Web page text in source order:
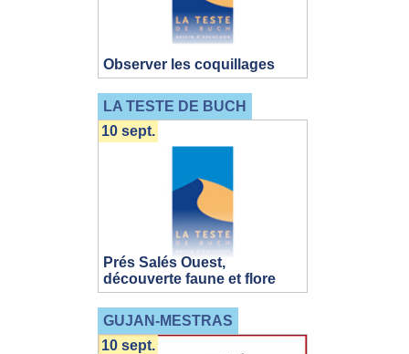
Observer les coquillages
LA TESTE DE BUCH
Prés Salés Ouest,
découverte faune et flore
10 sept.
GUJAN-MESTRAS
10 sept.